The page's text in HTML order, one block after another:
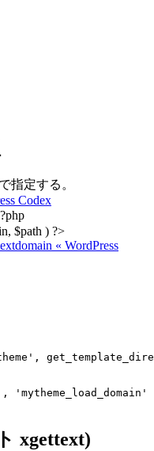
指定する。
Codex
$path ) ?>
« WordPress
xgettext)